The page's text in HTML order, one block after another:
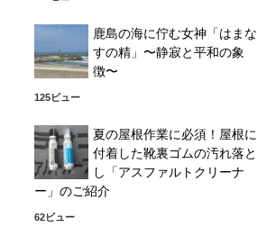
鹿島の海に佇む女神「はまな
すの精」〜静寂と平和の象
徴〜
125ビュー
夏の屋根作業に必須！屋根に
付着した靴裏ゴムの汚れ落と
し「アスファルトクリーナ
ー」のご紹介
62ビュー